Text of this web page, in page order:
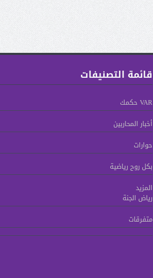
قائمة التصنيفات
VAR حكمك
أخبار المحاربين
حوارات
بكل روح رياضية
المزيد
رياض الجنة
متفرقات